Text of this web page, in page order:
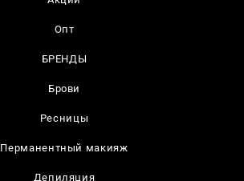
Опт
БРЕНДЫ
Брови
Ресницы
Перманентный макияж
Депиляция